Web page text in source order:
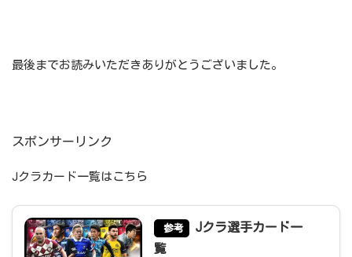
最後までお読みいただきありがとうございました。
スポンサーリンク
Jクラカード一覧はこちら
参考
Jクラ選手カード一
覧